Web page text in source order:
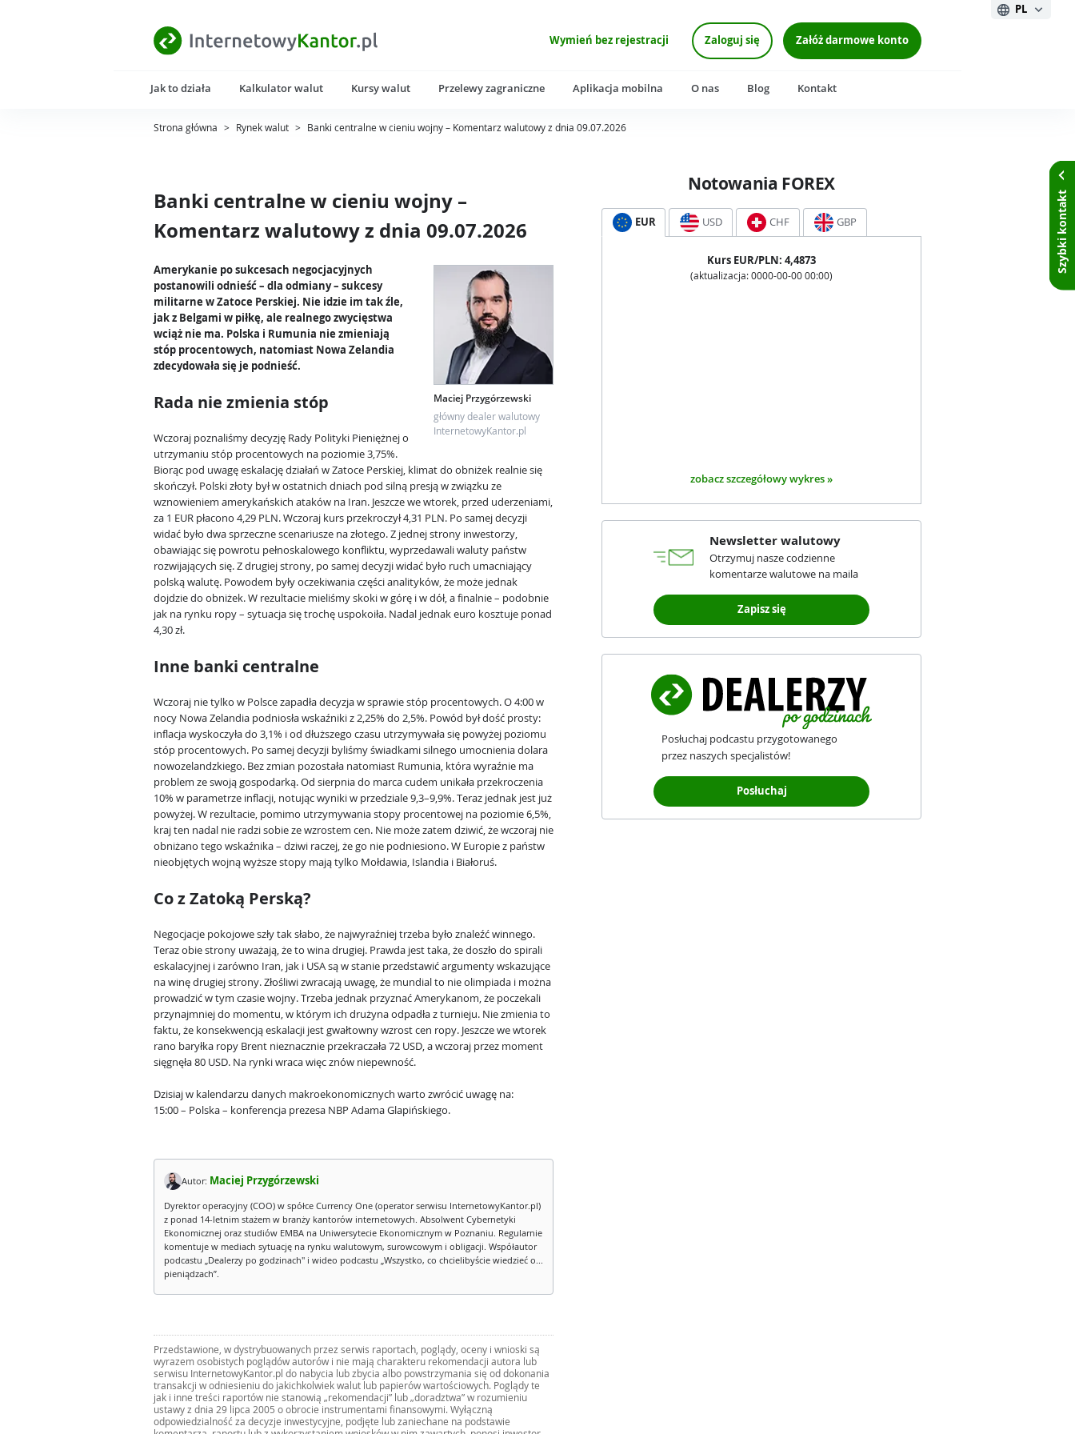
Wymień bez rejestracji Zaloguj się Załóż darmowe konto
PL
Jak to działa Kalkulator walut Kursy walut Przelewy zagraniczne Aplikacja mobilna O nas Blog Kontakt
Strona główna > Rynek walut > Banki centralne w cieniu wojny – Komentarz walutowy z dnia 09.07.2026
Banki centralne w cieniu wojny –
Komentarz walutowy z dnia 09.07.2026
Maciej Przygórzewski
główny dealer walutowy
InternetowyKantor.pl
Amerykanie po sukcesach negocjacyjnych
postanowili odnieść – dla odmiany – sukcesy
militarne w Zatoce Perskiej. Nie idzie im tak źle,
jak z Belgami w piłkę, ale realnego zwycięstwa
wciąż nie ma. Polska i Rumunia nie zmieniają
stóp procentowych, natomiast Nowa Zelandia
zdecydowała się je podnieść.
Rada nie zmienia stóp
Wczoraj poznaliśmy decyzję Rady Polityki Pieniężnej o
utrzymaniu stóp procentowych na poziomie 3,75%.
Biorąc pod uwagę eskalację działań w Zatoce Perskiej, klimat do obniżek realnie się
skończył. Polski złoty był w ostatnich dniach pod silną presją w związku ze
wznowieniem amerykańskich ataków na Iran. Jeszcze we wtorek, przed uderzeniami,
za 1 EUR płacono 4,29 PLN. Wczoraj kurs przekroczył 4,31 PLN. Po samej decyzji
widać było dwa sprzeczne scenariusze na złotego. Z jednej strony inwestorzy,
obawiając się powrotu pełnoskalowego konfliktu, wyprzedawali waluty państw
rozwijających się. Z drugiej strony, po samej decyzji widać było ruch umacniający
polską walutę. Powodem były oczekiwania części analityków, że może jednak
dojdzie do obniżek. W rezultacie mieliśmy skoki w górę i w dół, a finalnie – podobnie
jak na rynku ropy – sytuacja się trochę uspokoiła. Nadal jednak euro kosztuje ponad
4,30 zł.
Inne banki centralne
Wczoraj nie tylko w Polsce zapadła decyzja w sprawie stóp procentowych. O 4:00 w
nocy Nowa Zelandia podniosła wskaźniki z 2,25% do 2,5%. Powód był dość prosty:
inflacja wyskoczyła do 3,1% i od dłuższego czasu utrzymywała się powyżej poziomu
stóp procentowych. Po samej decyzji byliśmy świadkami silnego umocnienia dolara
nowozelandzkiego. Bez zmian pozostała natomiast Rumunia, która wyraźnie ma
problem ze swoją gospodarką. Od sierpnia do marca cudem unikała przekroczenia
10% w parametrze inflacji, notując wyniki w przedziale 9,3–9,9%. Teraz jednak jest już
powyżej. W rezultacie, pomimo utrzymywania stopy procentowej na poziomie 6,5%,
kraj ten nadal nie radzi sobie ze wzrostem cen. Nie może zatem dziwić, że wczoraj nie
obniżano tego wskaźnika – dziwi raczej, że go nie podniesiono. W Europie z państw
nieobjętych wojną wyższe stopy mają tylko Mołdawia, Islandia i Białoruś.
Co z Zatoką Perską?
Negocjacje pokojowe szły tak słabo, że najwyraźniej trzeba było znaleźć winnego.
Teraz obie strony uważają, że to wina drugiej. Prawda jest taka, że doszło do spirali
eskalacyjnej i zarówno Iran, jak i USA są w stanie przedstawić argumenty wskazujące
na winę drugiej strony. Złośliwi zwracają uwagę, że mundial to nie olimpiada i można
prowadzić w tym czasie wojny. Trzeba jednak przyznać Amerykanom, że poczekali
przynajmniej do momentu, w którym ich drużyna odpadła z turnieju. Nie zmienia to
faktu, że konsekwencją eskalacji jest gwałtowny wzrost cen ropy. Jeszcze we wtorek
rano baryłka ropy Brent nieznacznie przekraczała 72 USD, a wczoraj przez moment
sięgnęła 80 USD. Na rynki wraca więc znów niepewność.
Dzisiaj w kalendarzu danych makroekonomicznych warto zwrócić uwagę na:
15:00 – Polska – konferencja prezesa NBP Adama Glapińskiego.
Autor: Maciej Przygórzewski
Dyrektor operacyjny (COO) w spółce Currency One (operator serwisu InternetowyKantor.pl)
z ponad 14-letnim stażem w branży kantorów internetowych. Absolwent Cybernetyki
Ekonomicznej oraz studiów EMBA na Uniwersytecie Ekonomicznym w Poznaniu. Regularnie
komentuje w mediach sytuację na rynku walutowym, surowcowym i obligacji. Współautor
podcastu „Dealerzy po godzinach" i wideo podcastu „Wszystko, co chcielibyście wiedzieć o...
pieniądzach”.
Przedstawione, w dystrybuowanych przez serwis raportach, poglądy, oceny i wnioski są
wyrazem osobistych poglądów autorów i nie mają charakteru rekomendacji autora lub
serwisu InternetowyKantor.pl do nabycia lub zbycia albo powstrzymania się od dokonania
transakcji w odniesieniu do jakichkolwiek walut lub papierów wartościowych. Poglądy te
jak i inne treści raportów nie stanowią „rekomendacji” lub „doradztwa” w rozumieniu
ustawy z dnia 29 lipca 2005 o obrocie instrumentami finansowymi. Wyłączną
odpowiedzialność za decyzje inwestycyjne, podjęte lub zaniechane na podstawie
Notowania FOREX
EUR USD CHF GBP
Kurs EUR/PLN: 4,4873
(aktualizacja: 0000-00-00 00:00)
zobacz szczegółowy wykres »
Newsletter walutowy
Otrzymuj nasze codzienne
komentarze walutowe na maila
Zapisz się
Posłuchaj podcastu przygotowanego
przez naszych specjalistów!
Posłuchaj
Szybki kontakt